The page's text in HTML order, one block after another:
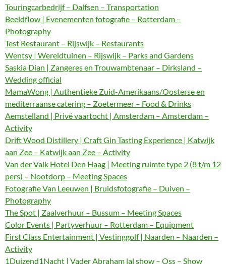
Touringcarbedrijf – Dalfsen – Transportation
Beeldflow | Evenementen fotografie – Rotterdam –
Photography
Test Restaurant – Rijswijk – Restaurants
Wentsy | Wereldtuinen – Rijswijk – Parks and Gardens
Saskia Dian | Zangeres en Trouwambtenaar – Dirksland –
Wedding official
MamaWong | Authentieke Zuid-Amerikaans/Oosterse en
mediterraanse catering – Zoetermeer – Food & Drinks
Aemstelland | Privé vaartocht | Amsterdam – Amsterdam –
Activity
Drift Wood Distillery | Craft Gin Tasting Experience | Katwijk
aan Zee – Katwijk aan Zee – Activity
Van der Valk Hotel Den Haag | Meeting ruimte type 2 (8 t/m 12
pers) – Nootdorp – Meeting Spaces
Fotografie Van Leeuwen | Bruidsfotografie – Duiven –
Photography
The Spot | Zaalverhuur – Bussum – Meeting Spaces
Color Events | Partyverhuur – Rotterdam – Equipment
First Class Entertainment | Vestinggolf | Naarden – Naarden –
Activity
1Duizend1Nacht | Vader Abraham lal show – Oss – Show